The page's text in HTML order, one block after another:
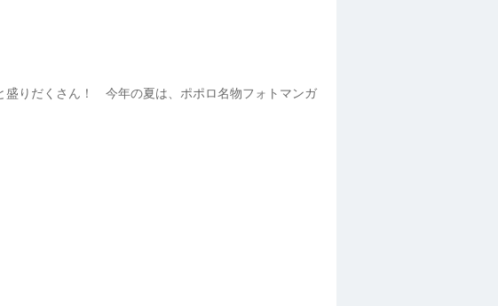
りだくさん！ 今年の夏は、ポポロ名物フォトマンガ